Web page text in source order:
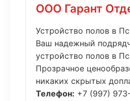
ООО Гарант
Устройство полов в
Ваш надежный
устройство полов в
Прозрачное
никаких скрытых
Телефон: +7 (997)